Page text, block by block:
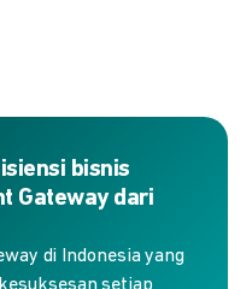
bisnis
Gateway dari
di Indonesia yang